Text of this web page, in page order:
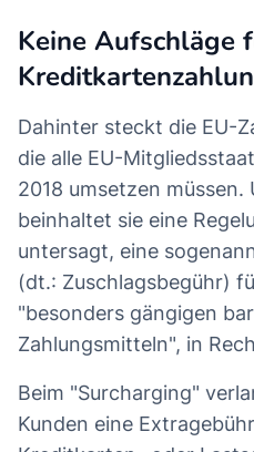
Keine Aufschläge
Dahinter steckt die EU-
die alle EU-
2018 umsetzen müssen.
beinhaltet sie eine
untersagt, eine
(dt.: Zuschlagsbegühr)
"besonders gängigen
Zahlungsmitteln", in
Beim "Surcharging"
Kunden eine